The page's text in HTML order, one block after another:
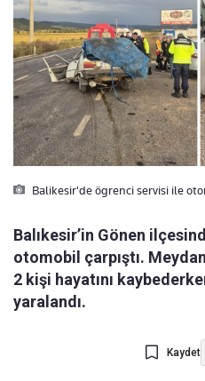
Balikesir'de ögrenci servisi ile
Balıkesir’in Gönen
otomobil çarpıştı.
2 kişi hayatını
yaralandı.
Kaydet